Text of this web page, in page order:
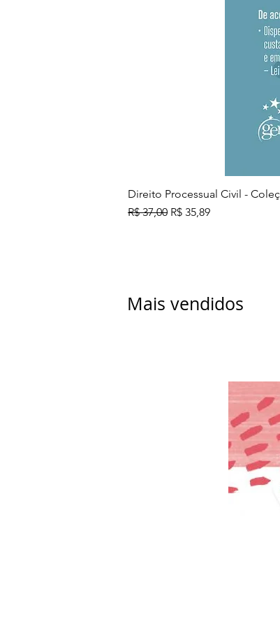
Direito Processual Civil -
Preço normal
R$ 37,00 Preço promocional
R$ 35,89
Mais vendidos